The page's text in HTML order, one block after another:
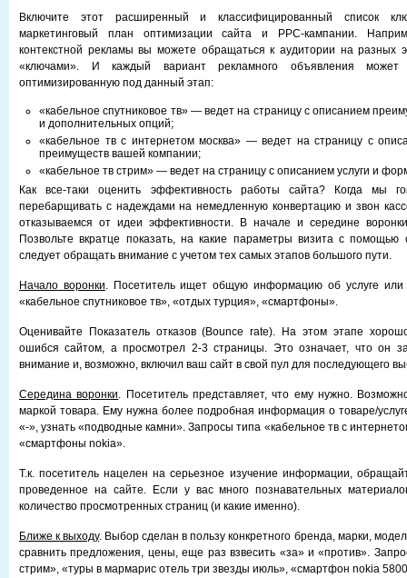
Включите этот расширенный и классифицированный список
маркетинговый план оптимизации сайта и PPC-кампании.
контекстной рекламы вы можете обращаться к аудитории на разных
«ключами». И каждый вариант рекламного объявления может
оптимизированную под данный этап:
«кабельное спутниковое тв» — ведет на страницу с описанием
и дополнительных опций;
«кабельное тв с интернетом москва» — ведет на страницу с
преимуществ вашей компании;
«кабельное тв стрим» — ведет на страницу с описанием услуги и
Как все-таки оценить эффективность работы сайта? Когда мы
перебарщивать с надеждами на немедленную конвертацию и звон
отказываемся от идеи эффективности. В начале и середине
Позвольте вкратце показать, на какие параметры визита с помощью
следует обращать внимание с учетом тех самых этапов большого пути.
Начало воронки. Посетитель ищет общую информацию об услуге или
«кабельное спутниковое тв», «отдых турция», «смартфоны».
Оценивайте Показатель отказов (Bounce rate). На этом этапе
ошибся сайтом, а просмотрел 2-3 страницы. Это означает, что он
внимание и, возможно, включил ваш сайт в свой пул для последующего
Середина воронки. Посетитель представляет, что ему нужно.
маркой товара. Ему нужна более подробная информация о товаре/
«-», узнать «подводные камни». Запросы типа «кабельное тв с
«смартфоны nokia».
Т.к. посетитель нацелен на серьезное изучение информации,
проведенное на сайте. Если у вас много познавательных
количество просмотренных страниц (и какие именно).
Ближе к выходу. Выбор сделан в пользу конкретного бренда, марки,
сравнить предложения, цены, еще раз взвесить «за» и «против».
стрим», «туры в мармарис отель три звезды июль», «смартфон nokia